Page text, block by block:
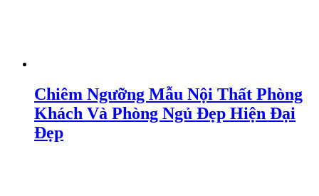
Chiêm Ngưỡng Mẫu Nội Thất Phòng
Khách Và Phòng Ngủ Đẹp Hiện Đại
Đẹp